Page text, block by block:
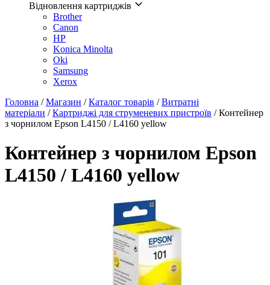
Відновлення картриджів
Brother
Canon
HP
Konica Minolta
Oki
Samsung
Xerox
Головна /Магазин /Каталог товарів /Витратні
матеріали /Картриджі для струменевих пристроїв / Контейнер
з чорнилом Epson L4150 / L4160 yellow
Контейнер з чорнилом Epson
L4150 / L4160 yellow